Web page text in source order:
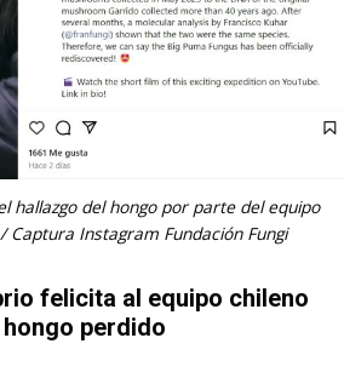
hallazgo del hongo por parte del equipo
Captura Instagram Fundación Fungi
felicita al equipo chileno
perdido